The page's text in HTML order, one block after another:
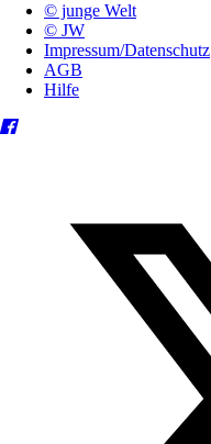
© junge Welt
© JW
Impressum/Datenschutz
AGB
Hilfe